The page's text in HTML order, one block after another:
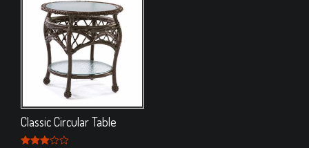
Classic Circular Table